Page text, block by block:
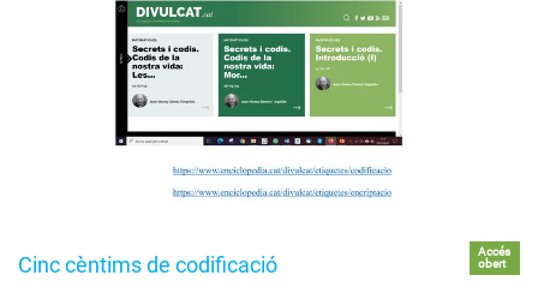
Cinc cèntims de codificació
Accés
obert